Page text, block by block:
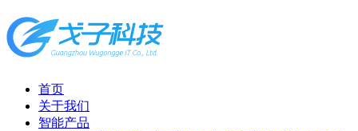
首页
关于我们
智能产品